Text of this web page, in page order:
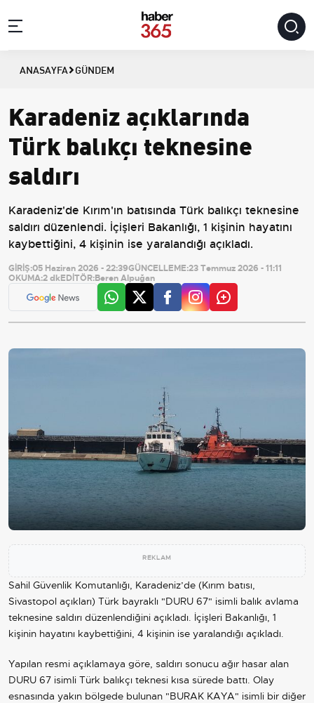
ANASAYFA GÜNDEM
Karadeniz açıklarında
Türk balıkçı teknesine
saldırı
Karadeniz'de Kırım'ın batısında Türk balıkçı teknesine
saldırı düzenlendi. İçişleri Bakanlığı, 1 kişinin hayatını
kaybettiğini, 4 kişinin ise yaralandığı açıkladı.
GİRİŞ:05 Haziran 2026 - 22:39GÜNCELLEME:23 Temmuz 2026 - 11:11
OKUMA:2 dkEDİTÖR:Beren Alpuğan
REKLAM
Sahil Güvenlik Komutanlığı, Karadeniz’de (Kırım batısı,
Sivastopol açıkları) Türk bayraklı "DURU 67" isimli balık avlama
teknesine saldırı düzenlendiğini açıkladı. İçişleri Bakanlığı, 1
kişinin hayatını kaybettiğini, 4 kişinin ise yaralandığı açıkladı.
Yapılan resmi açıklamaya göre, saldırı sonucu ağır hasar alan
DURU 67 isimli Türk balıkçı teknesi kısa sürede battı. Olay
esnasında yakın bölgede bulunan "BURAK KAYA" isimli bir diğer